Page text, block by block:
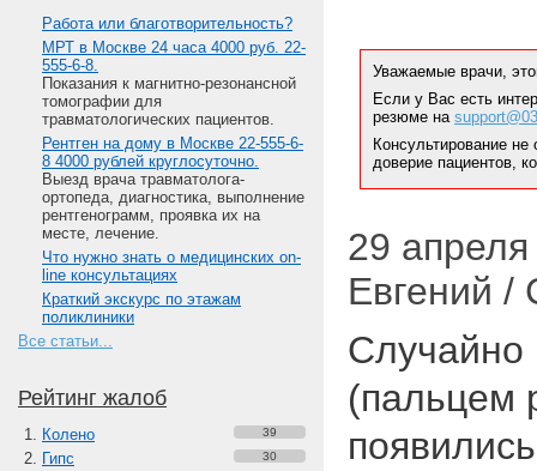
Работа или благотворительность?
МРТ в Москве 24 часа 4000 руб. 22-
555-6-8.
Показания к магнитно-резонансной
томографии для
травматологических пациентов.
Рентген на дому в Москве 22-555-6-
8 4000 рублей круглосуточно.
Выезд врача травматолога-
ортопеда, диагностика, выполнение
рентгенограмм, проявка их на
месте, лечение.
Что нужно знать о медицинских on-
line консультациях
Краткий экскурс по этажам
поликлиники
Все статьи...
Рейтинг жалоб
Колено 39
Гипс 30
Уважаемые врачи,
Если у Вас есть
резюме на
Консультирование
доверие пациентов,
29 апреля
Евгений /
Случайно
(пальцем